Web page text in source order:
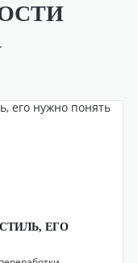
ЕГО